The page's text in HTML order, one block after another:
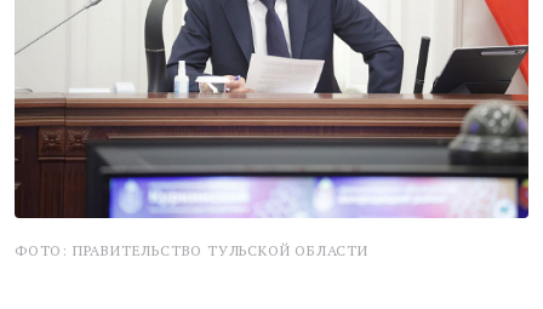
ФОТО: ПРАВИТЕЛЬСТВО ТУЛЬСКОЙ ОБЛАСТИ